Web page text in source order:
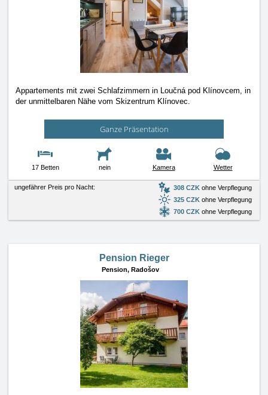
Appartements mit zwei Schlafzimmern in Loučná pod Klínovcem, in
der unmittelbaren Nähe vom Skizentrum Klínovec.
Ganze Präsentation
17 Betten nein Kamera Wetter
ungefährer Preis pro Nacht: 308 CZK ohne Verpflegung
325 CZK ohne Verpflegung
700 CZK ohne Verpflegung
Pension Rieger
Pension, Radošov